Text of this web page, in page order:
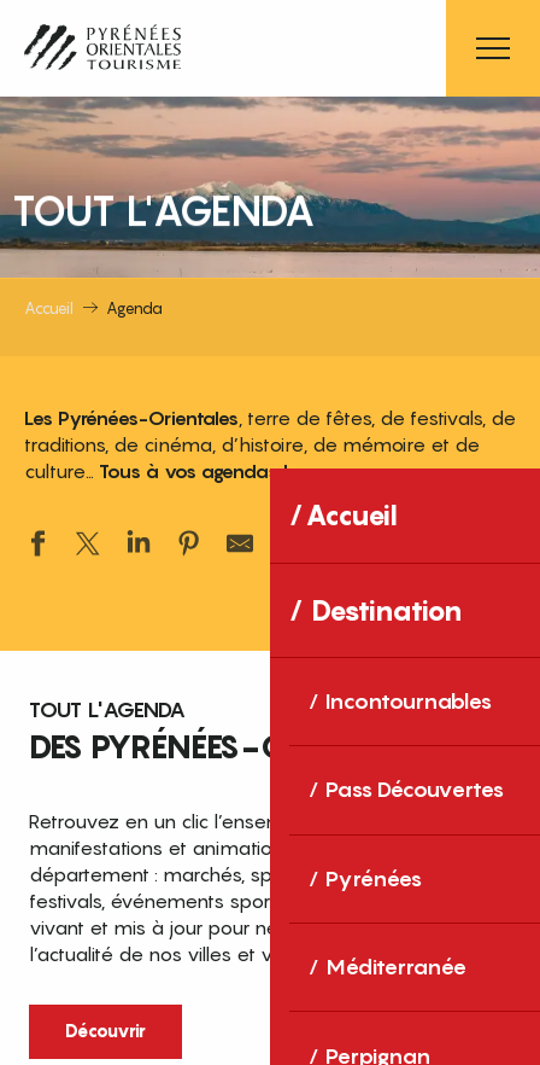
contenu
principal
Accueil
Destination
Incontournables
Pass Découvertes
Pyrénées
Méditerranée
Perpignan
TOUT L'AGENDA
Accueil Agenda
Les Pyrénées-Orientales , terre de fêtes, de festivals, de
traditions, de cinéma, d’histoire, de mémoire et de
culture… Tous à vos agendas !
TOUT L'AGENDA
DES PYRÉNÉES-ORIENTALES
Retrouvez en un clic l’ensemble des fêtes,
manifestations et animations recensées dans le
département : marchés, spectacles, expositions,
festivals, événements sportifs et culturels… un agenda
vivant et mis à jour pour ne rien manquer de
l’actualité de nos villes et villages.
Découvrir